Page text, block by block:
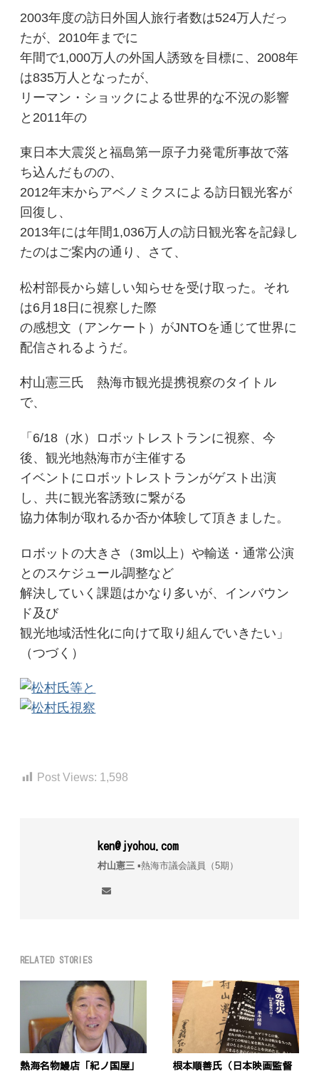
2003年度の訪日外国人旅行者数は524万人だっ
たが、2010年までに
年間で1,000万人の外国人誘致を目標に、2008年
は835万人となったが、
リーマン・ショックによる世界的な不況の影響
と2011年の
東日本大震災と福島第一原子力発電所事故で落
ち込んだものの、
2012年末からアベノミクスによる訪日観光客が
回復し、
2013年には年間1,036万人の訪日観光客を記録し
たのはご案内の通り、さて、
松村部長から嬉しい知らせを受け取った。それ
は6月18日に視察した際
の感想文（アンケート）がJNTOを通じて世界に
配信されるようだ。
村山憲三氏 熱海市観光提携視察のタイトル
で、
「6/18（水）ロボットレストランに視察、今
後、観光地熱海市が主催する
イベントにロボットレストランがゲスト出演
し、共に観光客誘致に繋がる
協力体制が取れるか否か体験して頂きました。
ロボットの大きさ（3m以上）や輸送・通常公演
とのスケジュール調整など
解決していく課題はかなり多いが、インバウン
ド及び
観光地域活性化に向けて取り組んでいきたい」
（つづく）
Post Views: 1,598
ken@jyohou.com
村山憲三▪︎熱海市議会議員（5期）
RELATED STORIES
熱海名物鰻店「紀ノ国屋」 根本順善氏（日本映画監督